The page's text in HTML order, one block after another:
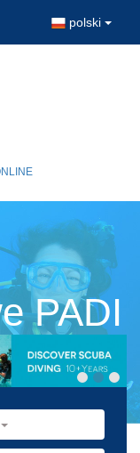
polski
PADI